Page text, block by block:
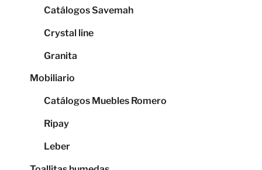
Catálogos Savemah
Crystal line
Granita
Mobiliario
Catálogos Muebles Romero
Ripay
Leber